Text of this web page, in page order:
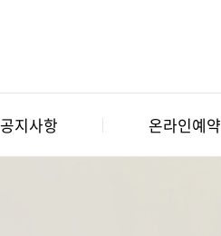
공지사항 온라인예약